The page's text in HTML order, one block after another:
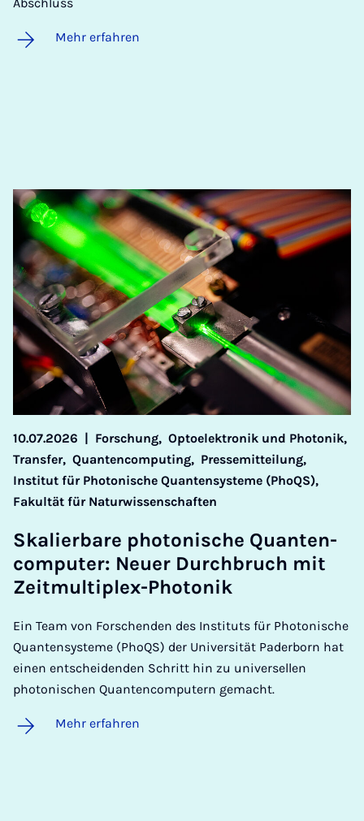
Abschluss
Mehr erfahren
10.07.2026 | Forschung, Optoelektronik und Photonik,
Transfer, Quantencomputing, Pressemitteilung,
Institut für Photonische Quantensysteme (PhoQS),
Fakultät für Naturwissenschaften
Ska­lier­ba­re pho­to­ni­sche Quan­ten­
com­pu­ter: Neu­er Durch­bruch mit
Zeit­mul­ti­plex-Pho­to­nik
Ein Team von Forschenden des Instituts für Photonische
Quantensysteme (PhoQS) der Universität Paderborn hat
einen entscheidenden Schritt hin zu universellen
photonischen Quantencomputern gemacht.
Mehr erfahren